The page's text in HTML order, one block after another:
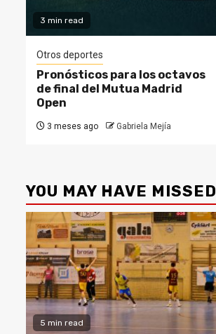
3 min read
Otros deportes
Pronósticos para los octavos
de final del Mutua Madrid
Open
3 meses ago Gabriela Mejía
YOU MAY HAVE MISSED
5 min read